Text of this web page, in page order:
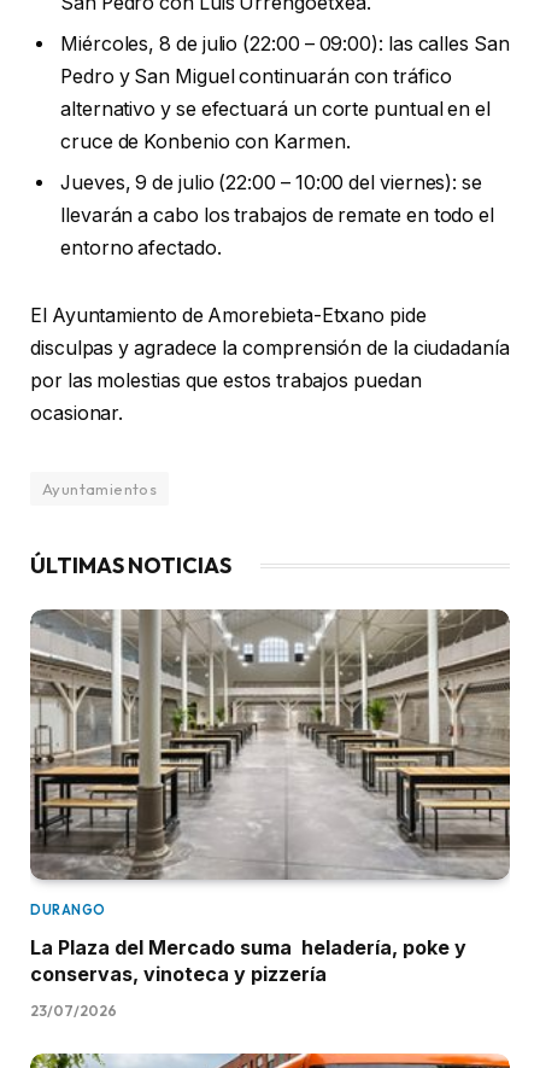
Miércoles, 8 de julio (22:00 – 09:00): las calles San
Pedro y San Miguel continuarán con tráfico
alternativo y se efectuará un corte puntual en el
cruce de Konbenio con Karmen.
Jueves, 9 de julio (22:00 – 10:00 del viernes): se
llevarán a cabo los trabajos de remate en todo el
entorno afectado.
El Ayuntamiento de Amorebieta-Etxano pide
disculpas y agradece la comprensión de la ciudadanía
por las molestias que estos trabajos puedan
ocasionar.
Ayuntamientos
ÚLTIMAS NOTICIAS
DURANGO
La Plaza del Mercado suma heladería, poke y
conservas, vinoteca y pizzería
23/07/2026